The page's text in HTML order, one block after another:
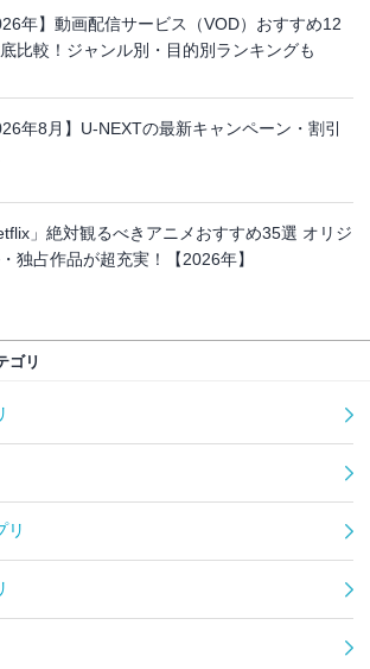
年】動画配信サービス（VOD）おすすめ12
比較！ジャンル別・目的別ランキングも
年8月】U-NEXTの最新キャンペーン・割引
」絶対観るべきアニメおすすめ35選 オリジ
独占作品が超充実！【2026年】
ゴリ
リ